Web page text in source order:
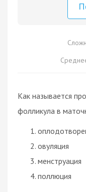
Как называется
фолликула в
овуляция
менструация
поллюция